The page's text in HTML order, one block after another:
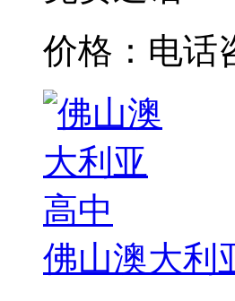
价格：电话
佛山澳大利